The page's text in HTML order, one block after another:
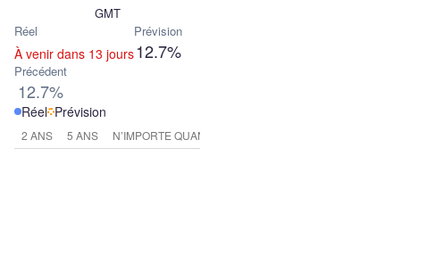
GMT
Réel
À venir dans 13 jours
Prévision
12.7%
Précédent
12.7%
Réel Prévision
2 ANS 5 ANS N’IMPORTE QUAND